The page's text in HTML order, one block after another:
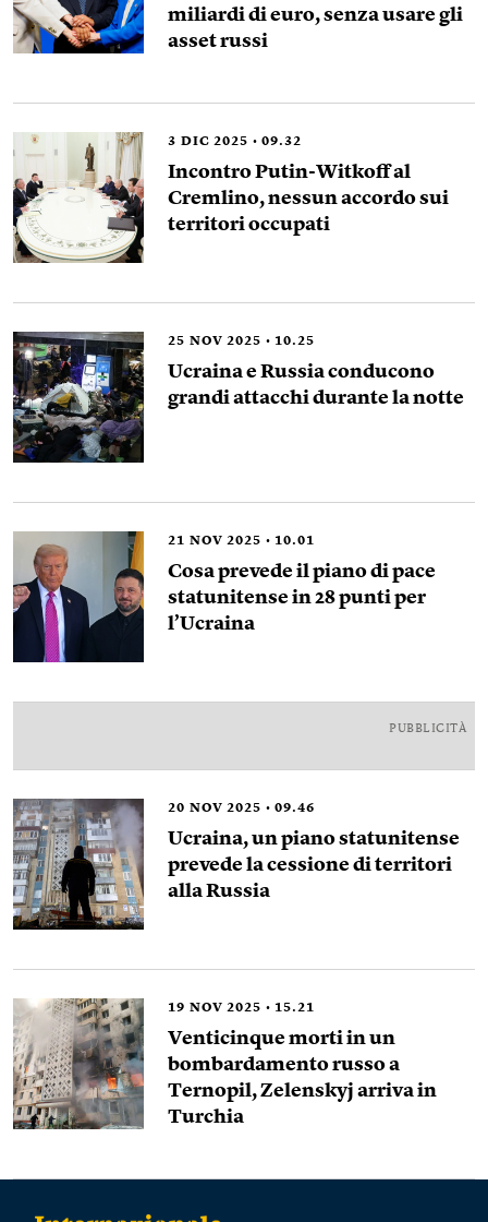
miliardi di euro, senza usare gli
asset russi
3 DIC 2025 09.32
Incontro Putin-Witkoff al
Cremlino, nessun accordo sui
territori occupati
25 NOV 2025 10.25
Ucraina e Russia conducono
grandi attacchi durante la notte
21 NOV 2025 10.01
Cosa prevede il piano di pace
statunitense in 28 punti per
l’Ucraina
PUBBLICITÀ
20 NOV 2025 09.46
Ucraina, un piano statunitense
prevede la cessione di territori
alla Russia
19 NOV 2025 15.21
Venticinque morti in un
bombardamento russo a
Ternopil, Zelenskyj arriva in
Turchia